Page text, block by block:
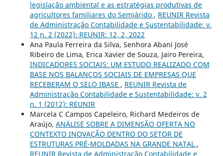
legislação ambiental e as estratégias produtivas de
agricultores familiares do Semiárido , REUNIR Revista
de Administração Contabilidade e Sustentabilidade: v.
12 n. 2 (2022): REUNIR: 12, 2, 2022
Ana Paula Ferreira da Silva, Senhora Abani José
Ribeiro de Lima, Erica Xavier de Souza, Jairo Pereira,
INDICADORES SOCIAIS: UM ESTUDO REALIZADO COM
BASE NOS BALANÇOS SOCIAIS DE EMPRESAS QUE
RECEBERAM O SELO IBASE , REUNIR Revista de
Administração Contabilidade e Sustentabilidade: v. 2
n. 1 (2012): REUNIR
Marcela C Campos Capeleiro, Richard Medeiros de
Araújo, ANÁLISE SOBRE A DIMENSÃO OFERTA NO
CONTEXTO INOVAÇÃO DENTRO DO SETOR DE
ESTRUTURAS PRÉ-MOLDADAS NA GRANDE NATAL ,
REUNIR Revista de Administração Contabilidade e